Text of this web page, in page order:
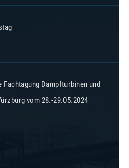
Fachtagung Dampfturbinen und
vom 28.-29.05.2024